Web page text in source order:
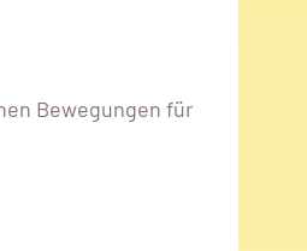
Bewegungen für